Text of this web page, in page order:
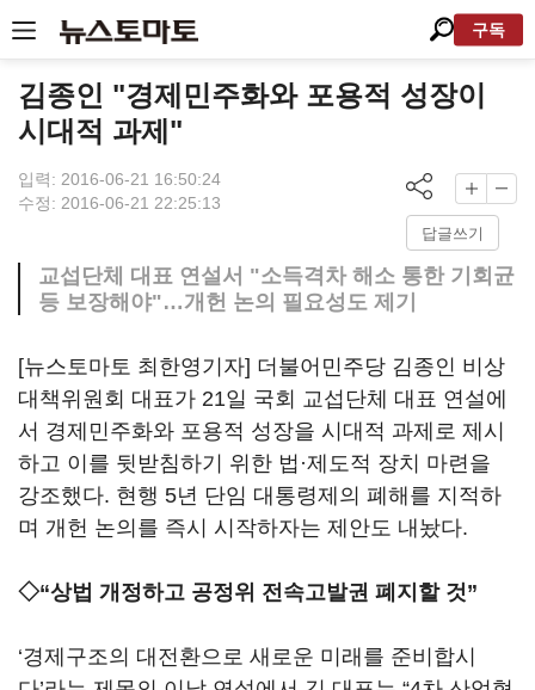
구독
김종인 "경제민주화와 포용적 성장이
시대적 과제"
입력: 2016-06-21 16:50:24
수정: 2016-06-21 22:25:13
답글쓰기
교섭단체 대표 연설서 "소득격차 해소 통한 기회균
등 보장해야"…개헌 논의 필요성도 제기
[뉴스토마토 최한영기자] 더불어민주당 김종인 비상
대책위원회 대표가 21일 국회 교섭단체 대표 연설에
서 경제민주화와 포용적 성장을 시대적 과제로 제시
하고 이를 뒷받침하기 위한 법·제도적 장치 마련을
강조했다. 현행 5년 단임 대통령제의 폐해를 지적하
며 개헌 논의를 즉시 시작하자는 제안도 내놨다.
◇“상법 개정하고 공정위 전속고발권 폐지할 것”
‘경제구조의 대전환으로 새로운 미래를 준비합시